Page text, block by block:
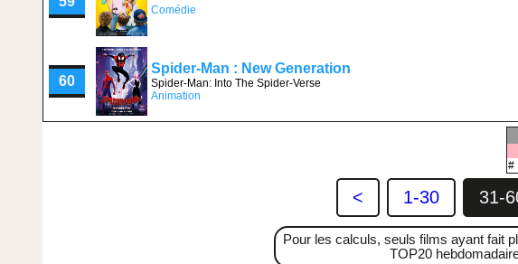
Comédie
60
Spider-Man : New Generation
Spider-Man: Into The Spider-Verse
Animation
#
< 1-30 31-
Pour les calculs, seuls films ayant fait
TOP20